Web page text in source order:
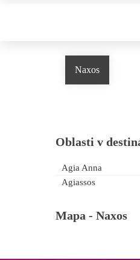
Naxos
Oblasti v
Agia Anna
Agiassos
Mapa - Naxos